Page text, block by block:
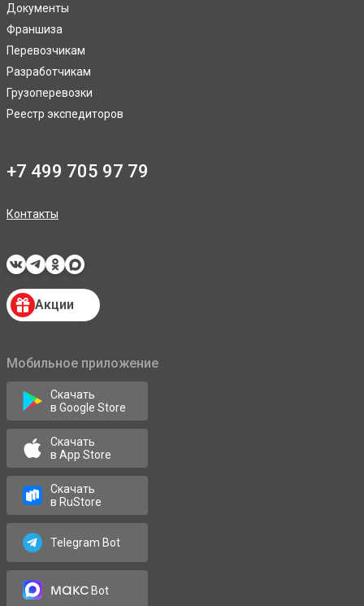
Документы
Франшиза
Перевозчикам
Разработчикам
Грузоперевозки
Реестр экспедиторов
+7 499 705 97 79
Контакты
Акции
Мобильное приложение
Скачать
в Google Store
Скачать
в App Store
Скачать
в RuStore
Telegram Bot
максBot